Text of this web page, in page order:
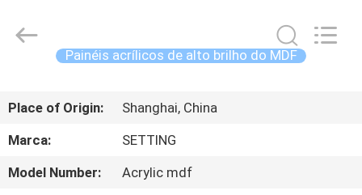
PRODUTOS
Setting
Decorating
Painéis acrílicos de alto brilho do MDF
Place of Origin:
Shanghai, China
Marca:
SETTING
Model Number:
Acrylic mdf